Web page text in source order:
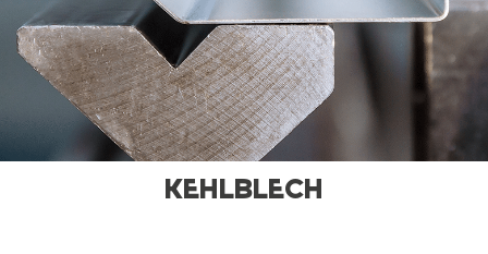
Kehlblech